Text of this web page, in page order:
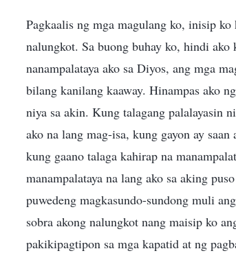
Pagkaalis ng mga magulang ko, inisip
nalungkot. Sa buong buhay ko, hindi
nanampalataya ako sa Diyos, ang mga
bilang kanilang kaaway. Hinampas ako
niya sa akin. Kung talagang palalayasin
ako na lang mag-isa, kung gayon ay
kung gaano talaga kahirap na
manampalataya na lang ako sa aking
puwedeng magkasundo-sundong muli
sobra akong nalungkot nang maisip ko
pakikipagtipon sa mga kapatid at ng